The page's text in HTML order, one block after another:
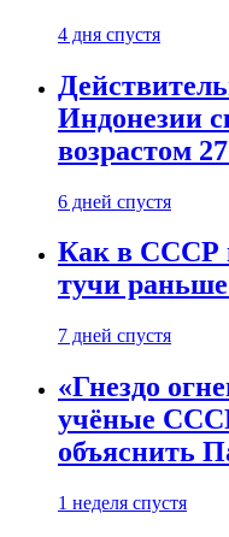
4 дня спустя
Индонезии
возрастом
6 дней спустя
Как в СССР
тучи
7 дней спустя
«Гнездо
учёные
объяснить
1 неделя спустя